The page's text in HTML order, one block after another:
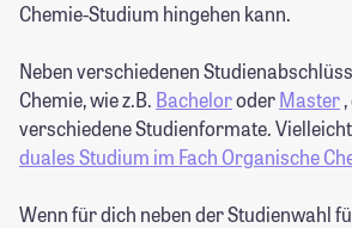
Chemie-Studium hingehen kann.
Neben verschiedenen
Chemie, wie z.B. BacheloroderMaster
verschiedene Studienformate.
duales Studium im Fach Organische
Wenn für dich neben der Studienwahl